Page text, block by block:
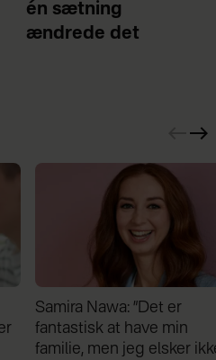
én sætning
ændrede det
Jeg valgte at blive skilt
min mand - da jeg en dag
gik forbi hans hus, fik jeg